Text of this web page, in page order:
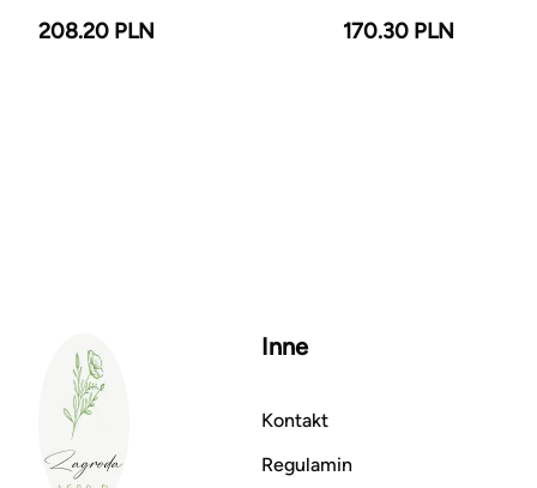
208.20 PLN 170.30 PLN
Inne
Kontakt
Regulamin